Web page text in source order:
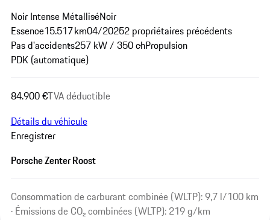
Noir Intense MétalliséNoir
Essence15.517 km04/20252 propriétaires précédents
Pas d'accidents257 kW / 350 chPropulsion
PDK (automatique)
84.900 €TVA déductible
Détails du véhicule
Enregistrer
Porsche Zenter Roost
Consommation de carburant combinée (WLTP): 9,7 l/100 km
· Émissions de CO₂ combinées (WLTP): 219 g/km